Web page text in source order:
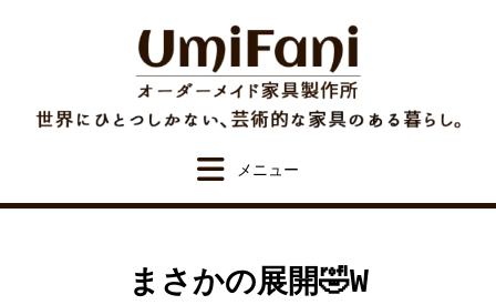
まさかの展開🤣W